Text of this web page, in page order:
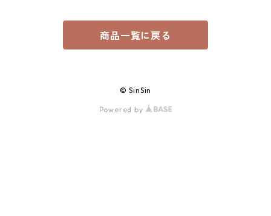
ブレスレット
￥3300～￥5000
商品一覧に戻る
© SinSin
Powered by